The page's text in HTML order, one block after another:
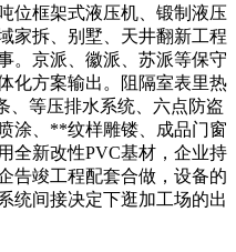
位框架式液压机、锻制液压
家拆、别墅、天井翻新工程
。京派、徽派、苏派等保守
化方案输出。阻隔室表里热
、等压排水系统、六点防盗
涂、**纹样雕镂、成品门窗
全新改性PVC基材，企业持
告竣工程配套合做，设备的
统间接决定下逛加工场的出